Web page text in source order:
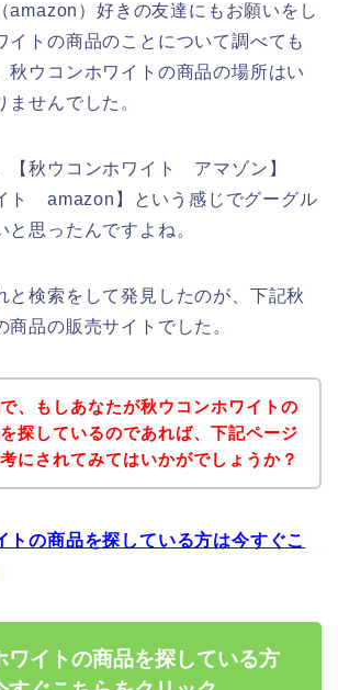
amazon）好きの友達にもお願いをし
イトの商品のことについて調べても
秋ウコンホワイトの商品の場所はい
ませんでした。
【秋ウコンホワイト アマゾン】
ト amazon】という感じでグーグル
思ったんですよね。
と検索をして発見したのが、下記秋
商品の販売サイトでした。
、もしあなたが秋ウコンホワイトの
探しているのであれば、下記ページ
にされてみてはいかがでしょうか？
トの商品を探している方は今すぐこ
ワイトの商品を探している方